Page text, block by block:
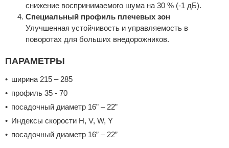
снижение воспринимаемого шума на 30 % (-1 дБ).
Специальный профиль плечевых зон
Улучшенная устойчивость и управляемость в
поворотах для больших внедорожников.
ПАРАМЕТРЫ
ширина 215 – 285
профиль 35 - 70
посадочный диаметр 16” – 22”
Индексы скорости H, V, W, Y
посадочный диаметр 16” – 22”